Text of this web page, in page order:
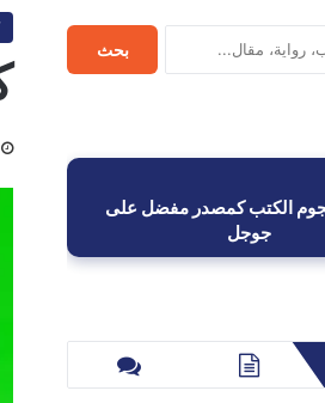
ابحث
بحث
الكتب كمصدر مفضل على
جوجل